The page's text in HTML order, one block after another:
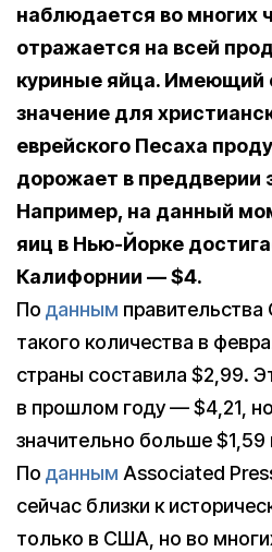
наблюдается во многих
отражается на всей
куриные яйца. Имеющий
значение для
еврейского Песаха
дорожает в преддверии
Например, на данный
яиц в Нью-Йорке
Калифорнии — $4.
По данным
такого количества в
страны составила $2,99.
в прошлом году — $4,21,
значительно больше $1,59
По данным Associated
сейчас близки к
только в США, но во